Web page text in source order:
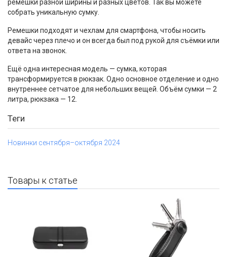
ремешки разной ширины и разных цветов. Так вы можете
собрать уникальную сумку.
Ремешки подходят и чехлам для смартфона, чтобы носить
девайс через плечо и он всегда был под рукой для съёмки или
ответа на звонок.
Ещё одна интересная модель — сумка, которая
трансформируется в рюкзак. Одно основное отделение и одно
внутреннее сетчатое для небольших вещей. Объём сумки — 2
литра, рюкзака — 12.
Теги
Новинки сентября–октября 2024
Товары к статье